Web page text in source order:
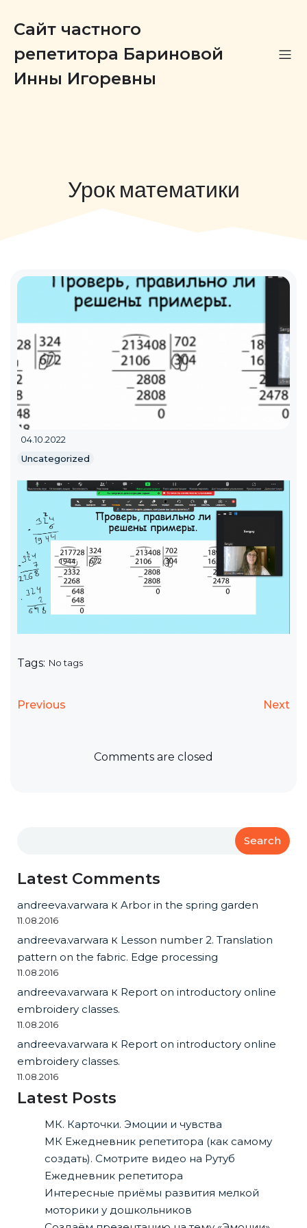
Сайт частного
репетитора Бариновой
Инны Игоревны
Урок математики
04.10.2022
Uncategorized
Tags: No tags
Previous Next
Comments are closed
Search
Latest Comments
andreeva.varwara к Arbor in the spring garden
11.08.2016
andreeva.varwara к Lesson number 2. Translation
pattern on the fabric. Edge processing
11.08.2016
andreeva.varwara к Report on introductory online
embroidery classes.
11.08.2016
andreeva.varwara к Report on introductory online
embroidery classes.
11.08.2016
Latest Posts
МК. Карточки. Эмоции и чувства
МК Ежедневник репетитора (как самому
создать). Смотрите видео на Рутуб
Ежедневник репетитора
Интересные приёмы развития мелкой
моторики у дошкольников